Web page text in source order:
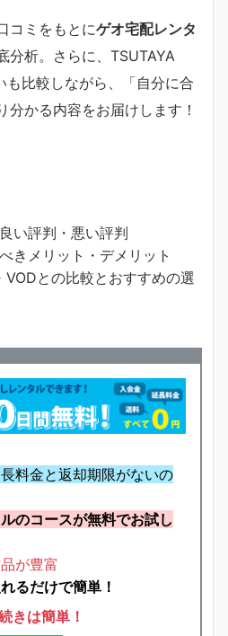
コミをもとにゲオ宅配レンタ
分析。さらに、TSUTAYA
も比較しながら、「自分に合
分かる内容をお届けします！
い評判・悪い評判
きメリット・デメリット
VODとの比較とおすすめの選
料金と返却期限がないの
のコースが無料でお試し
が豊富
るだけで簡単！
きは簡単！